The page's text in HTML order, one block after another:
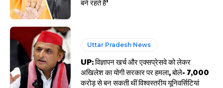
बने रहते हैं’
Uttar Pradesh News
UP: विज्ञापन खर्च और एक्सप्रेसवे को लेकर
अखिलेश का योगी सरकार पर हमला, बोले- 7,000
करोड़ से बन सकती थीं विश्वस्तरीय यूनिवर्सिटियां